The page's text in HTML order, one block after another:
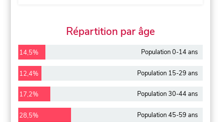
Répartition par âge
14,5% Population 0-14 ans
12,4% Population 15-29 ans
17,2% Population 30-44 ans
28,5% Population 45-59 ans